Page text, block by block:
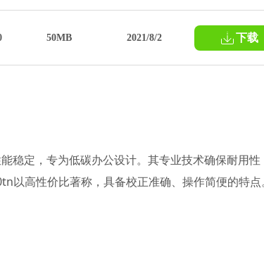
50MB 2021/8/2 下载
稳定，专为低碳办公设计。其专业技术确保耐用性
以高性价比著称，具备校正准确、操作简便的特点。